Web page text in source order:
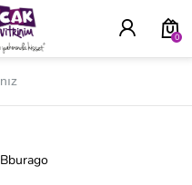
0
Bburago